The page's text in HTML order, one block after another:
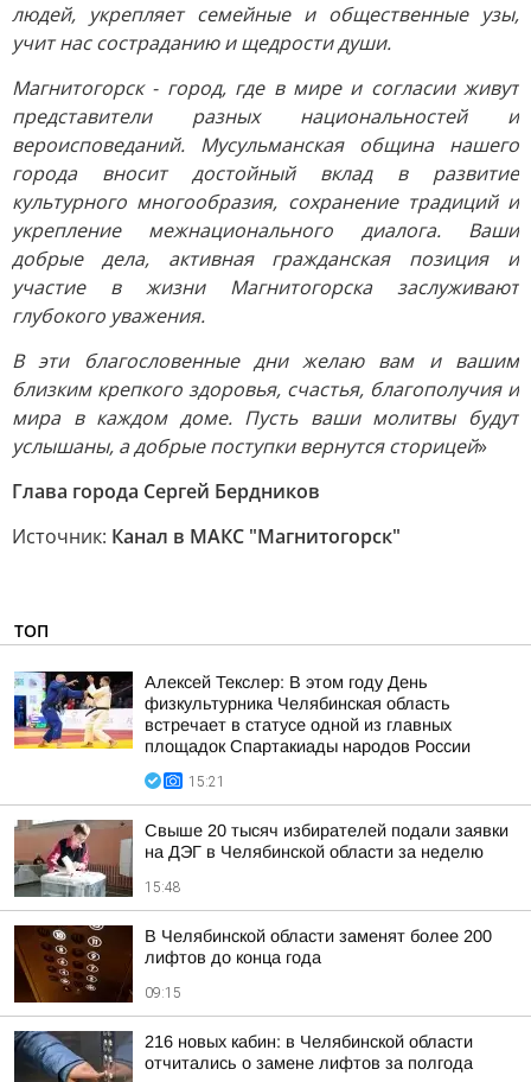
людей, укрепляет семейные и общественные узы,
учит нас состраданию и щедрости души.
Магнитогорск - город, где в мире и согласии живут
представители разных национальностей и
вероисповеданий. Мусульманская община нашего
города вносит достойный вклад в развитие
культурного многообразия, сохранение традиций и
укрепление межнационального диалога. Ваши
добрые дела, активная гражданская позиция и
участие в жизни Магнитогорска заслуживают
глубокого уважения.
В эти благословенные дни желаю вам и вашим
близким крепкого здоровья, счастья, благополучия и
мира в каждом доме. Пусть ваши молитвы будут
услышаны, а добрые поступки вернутся сторицей»
Глава города Сергей Бердников
Источник: Канал в МАКС "Магнитогорск"
ТОП
Алексей Текслер: В этом году День
физкультурника Челябинская область
встречает в статусе одной из главных
площадок Спартакиады народов России
15:21
Свыше 20 тысяч избирателей подали заявки
на ДЭГ в Челябинской области за неделю
15:48
В Челябинской области заменят более 200
лифтов до конца года
09:15
216 новых кабин: в Челябинской области
отчитались о замене лифтов за полгода